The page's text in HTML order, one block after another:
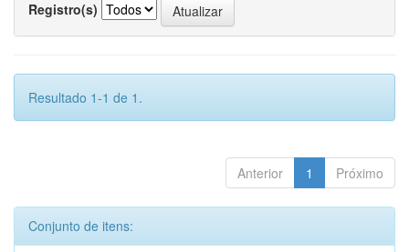
Registro(s)
Resultado 1-1 de 1.
Anterior 1 Próximo
Conjunto de itens: